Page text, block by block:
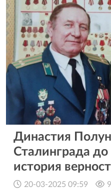
Династия
Сталинграда
история
20-03-2025 09:59